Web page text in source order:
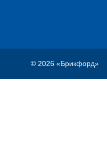
© 2026 «Брикфорд»